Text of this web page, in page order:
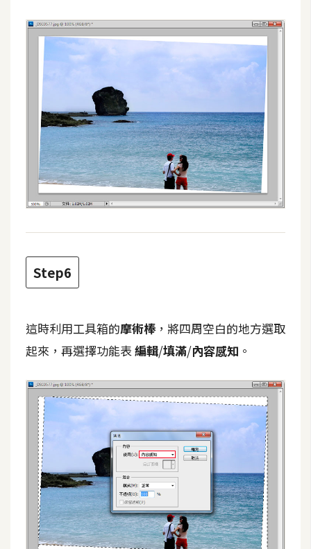
e
金
流
物
流
架
設
機
E
O
工
具
免
費
空
間
Step6
這時利用工具箱的摩術棒，將四周空白的地方選取
起來，再選擇功能表編輯/填滿/內容感知 。